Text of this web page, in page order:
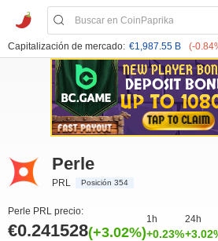
Capitalización de mercado: €1,987.55 B (-
Perle
PRL Posición 354
Perle PRL precio:
€0.241528(+3.02%)
1h
+0.23%
24h